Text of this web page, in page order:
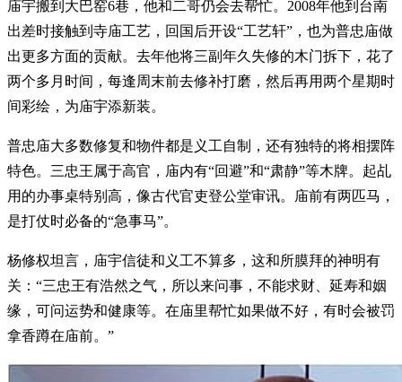
庙宇搬到大巴窑6巷，他和二哥仍会去帮忙。2008年他到台南
出差时接触到寺庙工艺，回国后开设“工艺轩”，也为普忠庙做
出更多方面的贡献。去年他将三副年久失修的木门拆下，花了
两个多月时间，每逢周末前去修补打磨，然后再用两个星期时
间彩绘，为庙宇添新装。
普忠庙大多数修复和物件都是义工自制，还有独特的将相摆阵
特色。三忠王属于高官，庙内有“回避”和“肃静”等木牌。起乩
用的办事桌特别高，像古代官吏登公堂审讯。庙前有两匹马，
是打仗时必备的“急事马”。
杨修权坦言，庙宇信徒和义工不算多，这和所膜拜的神明有
关：“三忠王有浩然之气，所以来问事，不能求财、延寿和姻
缘，可问运势和健康等。在庙里帮忙如果做不好，有时会被罚
拿香蹲在庙前。”